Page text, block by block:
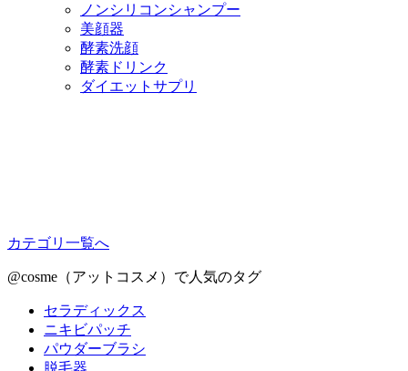
ノンシリコンシャンプー
美顔器
酵素洗顔
酵素ドリンク
ダイエットサプリ
カテゴリ一覧へ
@cosme（アットコスメ）で人気のタグ
セラディックス
ニキビパッチ
パウダーブラシ
脱毛器